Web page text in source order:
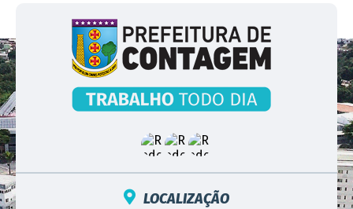
LOCALIZAÇÃO